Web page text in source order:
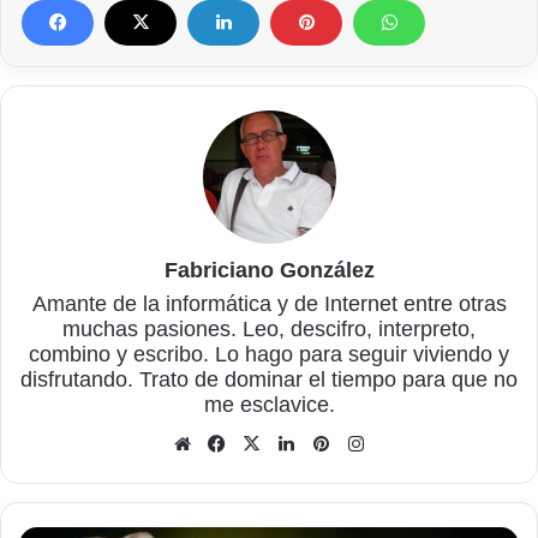
Fabriciano González
Amante de la informática y de Internet entre otras
muchas pasiones. Leo, descifro, interpreto,
combino y escribo. Lo hago para seguir viviendo y
disfrutando. Trato de dominar el tiempo para que no
me esclavice.
Sitio
Facebook
X LinkedInPinterest